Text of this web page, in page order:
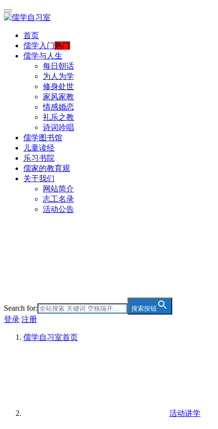
首页
儒学入门热门
儒学与人生
每日朝话
为人为学
修身处世
家风家教
情感婚恋
礼乐之教
诗词吟唱
儒学图书馆
儿童读经
乐习书院
儒家的教育观
关于我们
网站简介
志工名录
活动公告
Search for: 搜索按钮
登录 注册
儒学自习室首页
活动讲学